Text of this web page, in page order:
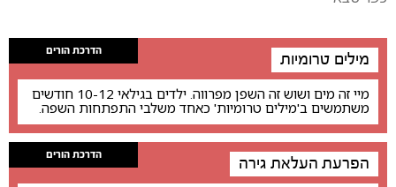
הדרכת הורים מילים טרומיות
מיי זה מים ושוש זה השפן מפרווה. ילדים בגילאי 10-12 חודשים
משתמשים ב'מילים טרומיות' כאחד משלבי התפתחות השפה.
הדרכת הורים הפרעת העלאת גירה